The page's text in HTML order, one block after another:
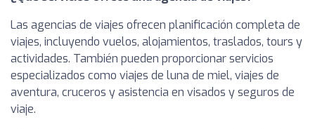
Las agencias de viajes ofrecen planificación completa de
viajes, incluyendo vuelos, alojamientos, traslados, tours y
actividades. También pueden proporcionar servicios
especializados como viajes de luna de miel, viajes de
aventura, cruceros y asistencia en visados y seguros de
viaje.